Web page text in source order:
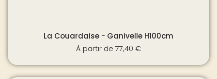
La Couardaise - Ganivelle H100cm
À partir de 77,40 €